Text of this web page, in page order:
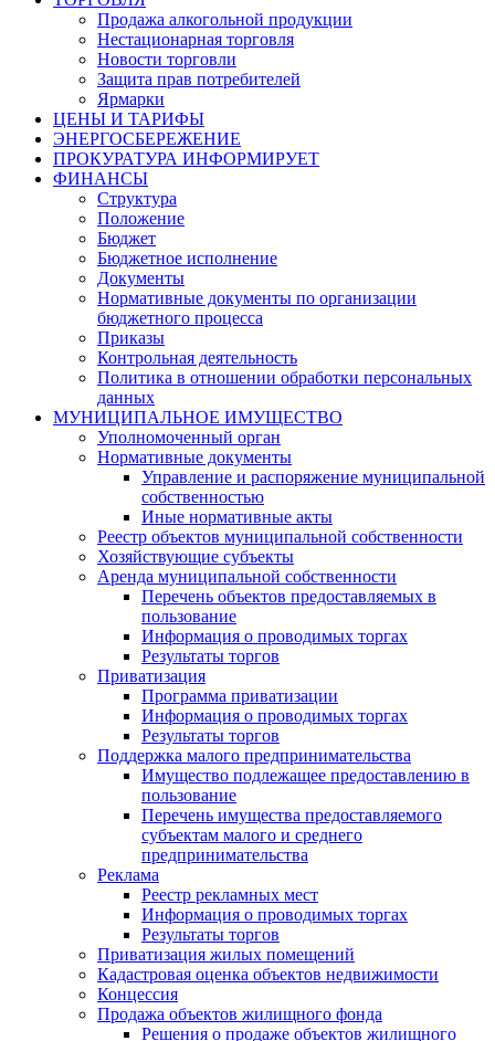
Продажа алкогольной продукции
Нестационарная торговля
Новости торговли
Защита прав потребителей
Ярмарки
ЦЕНЫ И ТАРИФЫ
ЭНЕРГОСБЕРЕЖЕНИЕ
ПРОКУРАТУРА ИНФОРМИРУЕТ
ФИНАНСЫ
Структура
Положение
Бюджет
Бюджетное исполнение
Документы
Нормативные документы по организации
бюджетного процесса
Приказы
Контрольная деятельность
Политика в отношении обработки персональных
данных
МУНИЦИПАЛЬНОЕ ИМУЩЕСТВО
Уполномоченный орган
Нормативные документы
Управление и распоряжение муниципальной
собственностью
Иные нормативные акты
Реестр объектов муниципальной собственности
Хозяйствующие субъекты
Аренда муниципальной собственности
Перечень объектов предоставляемых в
пользование
Информация о проводимых торгах
Результаты торгов
Приватизация
Программа приватизации
Информация о проводимых торгах
Результаты торгов
Поддержка малого предпринимательства
Имущество подлежащее предоставлению в
пользование
Перечень имущества предоставляемого
субъектам малого и среднего
предпринимательства
Реклама
Реестр рекламных мест
Информация о проводимых торгах
Результаты торгов
Приватизация жилых помещений
Кадастровая оценка объектов недвижимости
Концессия
Продажа объектов жилищного фонда
Решения о продаже объектов жилищного